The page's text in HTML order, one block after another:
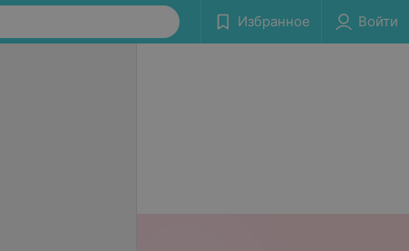
Избранное Войти